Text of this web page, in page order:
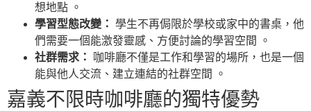
想地點 。
學習型態改變： 學生不再侷限於學校或家中的書桌，他
們需要一個能激發靈感、方便討論的學習空間 。
社群需求：
咖啡廳不僅是工作和學習的場所，也是一個
能與他人交流、建立連結的社群空間 。
嘉義不限時咖啡廳的獨特優勢